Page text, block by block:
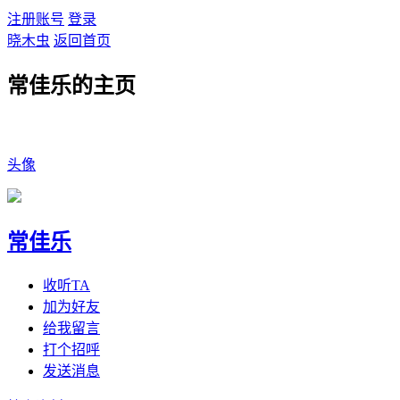
注册账号 登录
晓木虫 返回首页
常佳乐的主页
头像
常佳乐
收听TA
加为好友
给我留言
打个招呼
发送消息